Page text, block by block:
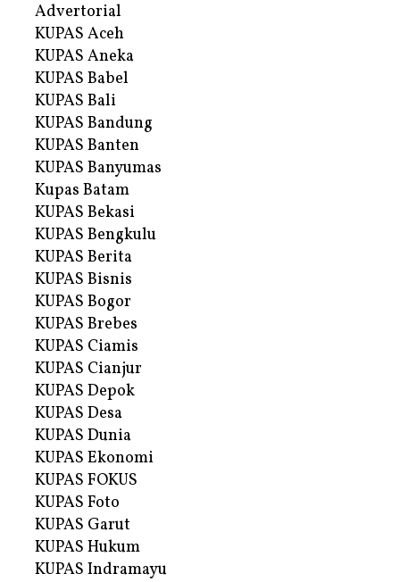
Advertorial
KUPAS Aceh
KUPAS Aneka
KUPAS Babel
KUPAS Bali
KUPAS Bandung
KUPAS Banten
KUPAS Banyumas
Kupas Batam
KUPAS Bekasi
KUPAS Bengkulu
KUPAS Berita
KUPAS Bisnis
KUPAS Bogor
KUPAS Brebes
KUPAS Ciamis
KUPAS Cianjur
KUPAS Depok
KUPAS Desa
KUPAS Dunia
KUPAS Ekonomi
KUPAS FOKUS
KUPAS Foto
KUPAS Garut
KUPAS Hukum
KUPAS Indramayu